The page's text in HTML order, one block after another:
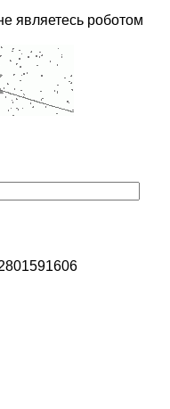
являетесь роботом